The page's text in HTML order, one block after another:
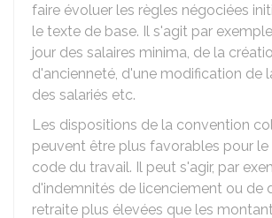
faire évoluer les règles négociées
le texte de base. Il s'agit par
jour des salaires minima, de la
d'ancienneté, d'une modification de
des salariés etc.
Les dispositions de la convention
peuvent être plus favorables pour le
code du travail. Il peut s'agir, par
d'indemnités de licenciement ou de
retraite plus élevées que les